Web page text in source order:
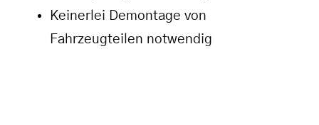
Keinerlei Demontage von
Fahrzeugteilen notwendig